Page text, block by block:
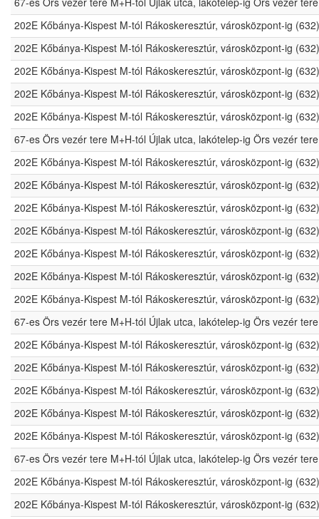
202E Kőbánya-Kispest M-tól Rákoskeresztúr, városközpont-ig (632)
202E Kőbánya-Kispest M-tól Rákoskeresztúr, városközpont-ig (632)
202E Kőbánya-Kispest M-tól Rákoskeresztúr, városközpont-ig (632)
202E Kőbánya-Kispest M-tól Rákoskeresztúr, városközpont-ig (632)
202E Kőbánya-Kispest M-tól Rákoskeresztúr, városközpont-ig (632)
67-es Örs vezér tere M+H-tól Újlak utca, lakótelep-ig Örs vezér
202E Kőbánya-Kispest M-tól Rákoskeresztúr, városközpont-ig (632)
202E Kőbánya-Kispest M-tól Rákoskeresztúr, városközpont-ig (632)
202E Kőbánya-Kispest M-tól Rákoskeresztúr, városközpont-ig (632)
202E Kőbánya-Kispest M-tól Rákoskeresztúr, városközpont-ig (632)
202E Kőbánya-Kispest M-tól Rákoskeresztúr, városközpont-ig (632)
202E Kőbánya-Kispest M-tól Rákoskeresztúr, városközpont-ig (632)
202E Kőbánya-Kispest M-tól Rákoskeresztúr, városközpont-ig (632)
67-es Örs vezér tere M+H-tól Újlak utca, lakótelep-ig Örs vezér
202E Kőbánya-Kispest M-tól Rákoskeresztúr, városközpont-ig (632)
202E Kőbánya-Kispest M-tól Rákoskeresztúr, városközpont-ig (632)
202E Kőbánya-Kispest M-tól Rákoskeresztúr, városközpont-ig (632)
202E Kőbánya-Kispest M-tól Rákoskeresztúr, városközpont-ig (632)
202E Kőbánya-Kispest M-tól Rákoskeresztúr, városközpont-ig (632)
67-es Örs vezér tere M+H-tól Újlak utca, lakótelep-ig Örs vezér
202E Kőbánya-Kispest M-tól Rákoskeresztúr, városközpont-ig (632)
202E Kőbánya-Kispest M-tól Rákoskeresztúr, városközpont-ig (632)